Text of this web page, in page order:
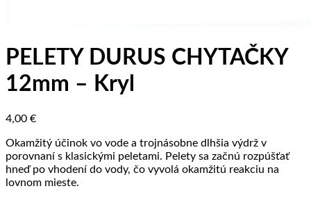
PELETY DURUS CHYTAČKY
12mm – Kryl
4,00 €
Okamžitý účinok vo vode a trojnásobne dlhšia výdrž v
porovnaní s klasickými peletami. Pelety sa začnú rozpúšťať
hneď po vhodení do vody, čo vyvolá okamžitú reakciu na
lovnom mieste.